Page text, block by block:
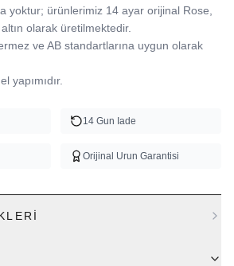
yoktur; ürünlerimiz 14 ayar orijinal Rose,
olarak üretilmektedir.
ve AB standartlarına uygun olarak
yapımıdır.
14 Gun Iade
Orijinal Urun Garantisi